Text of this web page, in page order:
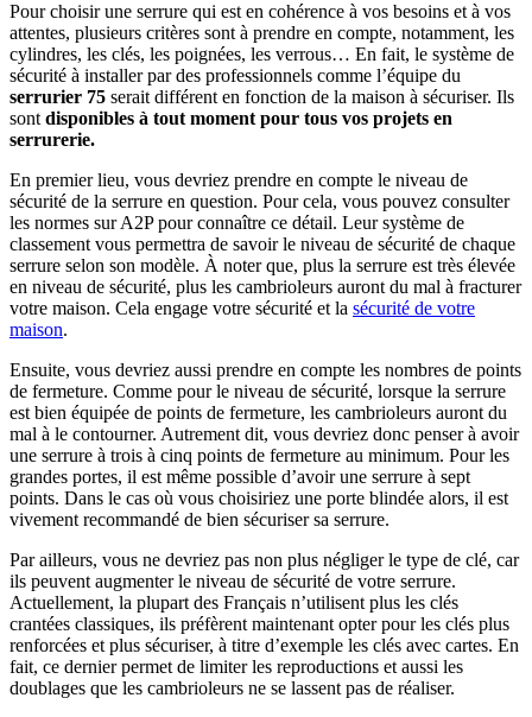
Pour choisir une serrure qui est en cohérence à vos besoins et à vos
attentes, plusieurs critères sont à prendre en compte, notamment, les
cylindres, les clés, les poignées, les verrous… En fait, le système de
sécurité à installer par des professionnels comme l’équipe du
serrurier 75 serait différent en fonction de la maison à sécuriser. Ils
sontdisponibles à tout moment pour tous vos projets en
serrurerie.
En premier lieu, vous devriez prendre en compte le niveau de
sécurité de la serrure en question. Pour cela, vous pouvez consulter
les normes sur A2P pour connaître ce détail. Leur système de
classement vous permettra de savoir le niveau de sécurité de chaque
serrure selon son modèle. À noter que, plus la serrure est très élevée
en niveau de sécurité, plus les cambrioleurs auront du mal à fracturer
votre maison. Cela engage votre sécurité et la sécurité de votre
maison.
Ensuite, vous devriez aussi prendre en compte les nombres de points
de fermeture. Comme pour le niveau de sécurité, lorsque la serrure
est bien équipée de points de fermeture, les cambrioleurs auront du
mal à le contourner. Autrement dit, vous devriez donc penser à avoir
une serrure à trois à cinq points de fermeture au minimum. Pour les
grandes portes, il est même possible d’avoir une serrure à sept
points. Dans le cas où vous choisiriez une porte blindée alors, il est
vivement recommandé de bien sécuriser sa serrure.
Par ailleurs, vous ne devriez pas non plus négliger le type de clé, car
ils peuvent augmenter le niveau de sécurité de votre serrure.
Actuellement, la plupart des Français n’utilisent plus les clés
crantées classiques, ils préfèrent maintenant opter pour les clés plus
renforcées et plus sécuriser, à titre d’exemple les clés avec cartes. En
fait, ce dernier permet de limiter les reproductions et aussi les
doublages que les cambrioleurs ne se lassent pas de réaliser.